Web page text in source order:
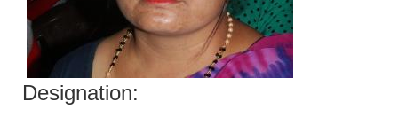
Designation: